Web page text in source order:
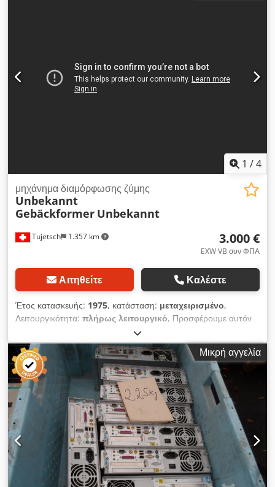
1 /4
Tujetsch 1.357 km
μηχάνημα διαμόρφωσης ζύμης
Unbekannt
Gebäckformer Unbekannt
3.000 €
EXW VB συν ΦΠΑ
Αιτηθείτε Καλέστε
Έτος κατασκευής: 1975, κατάσταση: μεταχειρισμένο,
Λειτουργικότητα: πλήρως λειτουργικό, Προσφέρουμε αυτόν
τον μεταχειρισμένο, άγνωστης μάρκας διαμορφωτή ζύμης,
έτους κατασκευής 1975. Κατασκευαστής: Crsdpfx Aljzh N A
Ietof Μοντέλο: Έτος κατασκευής: 1975 Κατάσταση:
μεταχειρισμένο ID κατηγορίας: 9 Τύπος μηχανήματος:
διαμορφωτής ζύμης Στην προσφορά περιλαμβάνονται επίσης
5-6 καρότσια με τα αντίστοιχα ταψιά για τον διαμορφωτή
ζύμης. Επιπλέον, παρέχονται 6 διαφορετικοί κύλινδροι σε
εξαιρετική κατάσταση. Το μηχάνημα είναι πολύ παλιό,
λειτουργεί όμως άψογα όπως φαίνεται και στο βίντεο. Ιδανικό
για ένα μικρό αρτοποιείο που επιθυμεί να παράγει αποδοτικά
μερικά εξαιρετικά είδη διαρκείας. Εάν έχετε ερωτήσεις ή
χρειάζεστε περισσότερες πληροφορίες, μη διστάσετε να μας
Μικρή αγγελία